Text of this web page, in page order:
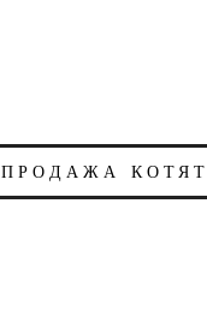
ПРОДАЖА КОТЯТ